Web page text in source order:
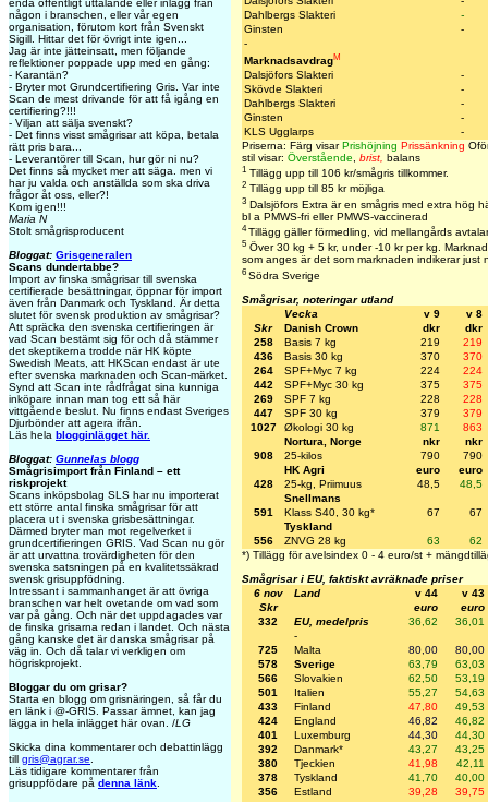
enda offentligt uttalande eller inlägg från
någon i branschen, eller vår egen
organisation, förutom kort från Svenskt
Sigill. Hittar det för övrigt inte igen...
Jag är inte jätteinsatt, men följande
reflektioner poppade upp med en gång:
- Karantän?
- Bryter mot Grundcertifiering Gris. Var inte
Scan de mest drivande för att få igång en
certifiering?!!!
- Viljan att sälja svenskt?
- Det finns visst smågrisar att köpa, betala
rätt pris bara...
- Leverantörer till Scan, hur gör ni nu?
Det finns så mycket mer att säga. men vi
har ju valda och anställda som ska driva
frågor åt oss, eller?!
Kom igen!!!
Maria N
Stolt smågrisproducent
Bloggat: Grisgeneralen
Scans dundertabbe?
Import av finska smågrisar till svenska
certifierade besättningar, öppnar för import
även från Danmark och Tyskland. Är detta
slutet för svensk produktion av smågrisar?
Att spräcka den svenska certifieringen är
vad Scan bestämt sig för och då stämmer
det skeptikerna trodde när HK köpte
Swedish Meats, att HKScan endast är ute
efter svenska marknaden och Scan-märket.
Synd att Scan inte rådfrågat sina kunniga
inköpare innan man tog ett så här
vittgående beslut. Nu finns endast Sveriges
Djurbönder att agera ifrån.
Läs hela blogginlägget här.
Bloggat: Gunnelas blogg
Smågrisimport från Finland – ett
riskprojekt
Scans inköpsbolag SLS har nu importerat
ett större antal finska smågrisar för att
placera ut i svenska grisbesättningar.
Därmed bryter man mot regelverket i
grundcertifieringen GRIS. Vad Scan nu gör
är att urvattna trovärdigheten för den
svenska satsningen på en kvalitetssäkrad
svensk grisuppfödning.
Intressant i sammanhanget är att övriga
branschen var helt ovetande om vad som
var på gång. Och när det uppdagades var
de finska grisarna redan i landet. Och nästa
gång kanske det är danska smågrisar på
väg in. Och då talar vi verkligen om
högriskprojekt.
Bloggar du om grisar?
Starta en blogg om grisnäringen, så får du
en länk i @-GRIS. Passar ämnet, kan jag
lägga in hela inlägget här ovan. /LG
Skicka dina kommentarer och debattinlägg
till gris@agrar.se
Läs tidigare kommentarer från
grisuppfödare på denna länk
Dahlbergs Slakteri
-
Ginsten
-
-
MarknadsavdragM
Dalsjöfors Slakteri
-
Skövde Slakteri
-
Dahlbergs Slakteri
-
Ginsten
-
KLS Ugglarps
-
Priserna: Färg visarPrishöjning Prissänkning
stil visar: Överstående brist, balans
1 Tillägg upp till 106 kr/smågris tillkommer.
2 Tillägg upp till 85 kr möjliga
3 Dalsjöfors Extra är en smågris med extra hög
bl a PMWS-fri eller PMWS-vaccinerad
4Tillägg gäller förmedling, vid mellangårds
5 Över 30 kg + 5 kr, under -10 kr per kg.
som anges är det som marknaden indikerar just
6 Södra Sverige
Smågrisar, noteringar utland
Vecka
v 9
v 8
Skr
Danish Crown dkr
dkr
258
Basis 7 kg 219
219
436
Basis 30 kg 370
370
264
SPF+Myc 7 kg 224
224
442
SPF+Myc 30 kg 375
375
269
SPF 7 kg 228
228
447
SPF 30 kg 379
379
1027
Økologi 30 kg 871
863
Nortura, Norge
nkr
nkr
908
25-kilos 790
790
HK Agri
euro
euro
428
25-kg, Priimuus 48,5
48,5
Snellmans
591
Klass S40, 30 kg* 67
67
Tyskland
556
ZNVG 28 kg 63
62
*) Tillägg för avelsindex 0 - 4 euro/st +
Smågrisar i EU, faktiskt avräknade priser
6 nov
Land v 44
v 43
Skr
euro
euro
332
EU, medelpris 36,62
36,01
-
725
Malta 80,00
80,00
578
Sverige 63,79
63,03
566
Slovakien 62,50
53,19
501
Italien 55,27
54,63
433
Finland 47,80
49,53
424
England 46,82
46,82
401
Luxemburg 44,30
44,30
392
Danmark* 43,27
43,25
380
Tjeckien 41,98
42,11
378
Tyskland 41,70
40,00
356
Estland 39,28
39,75